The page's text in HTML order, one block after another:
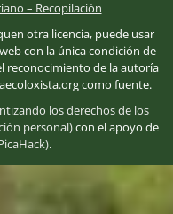
– Recopilación
otra licencia, puede usar
con la única condición de
reconocimiento de la autoría
como fuente.
los derechos de los
personal)con el apoyo de
.